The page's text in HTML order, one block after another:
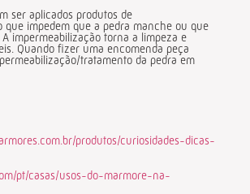
ser aplicados produtos de
que impedem que a pedra manche ou que
impermeabilização torna a limpeza e
Quando fizer uma encomenda peça
tratamento da pedra em
produtos/curiosidades-dicas-
pt/casas/usos-do-marmore-na-